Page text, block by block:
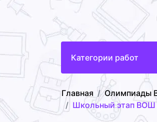
Категории работ
Главная Олимпиады
Школьный этап ВОШ